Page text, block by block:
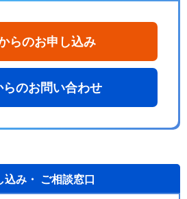
らのお申し込み
らのお問い合わせ
込み・ ご相談窓口